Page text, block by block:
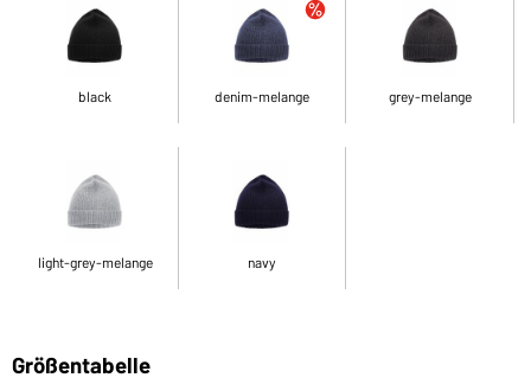
black denim-melange grey-melange
light-grey-melange navy
Größentabelle